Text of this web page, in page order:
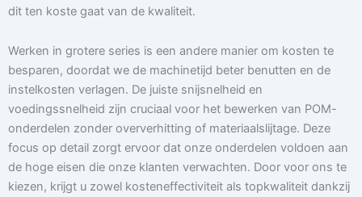
dit ten koste gaat van de kwaliteit.
Werken in grotere series is een andere manier om kosten te
besparen, doordat we de machinetijd beter benutten en de
instelkosten verlagen. De juiste snijsnelheid en
voedingssnelheid zijn cruciaal voor het bewerken van POM-
onderdelen zonder oververhitting of materiaalslijtage. Deze
focus op detail zorgt ervoor dat onze onderdelen voldoen aan
de hoge eisen die onze klanten verwachten. Door voor ons te
kiezen, krijgt u zowel kosteneffectiviteit als topkwaliteit dankzij